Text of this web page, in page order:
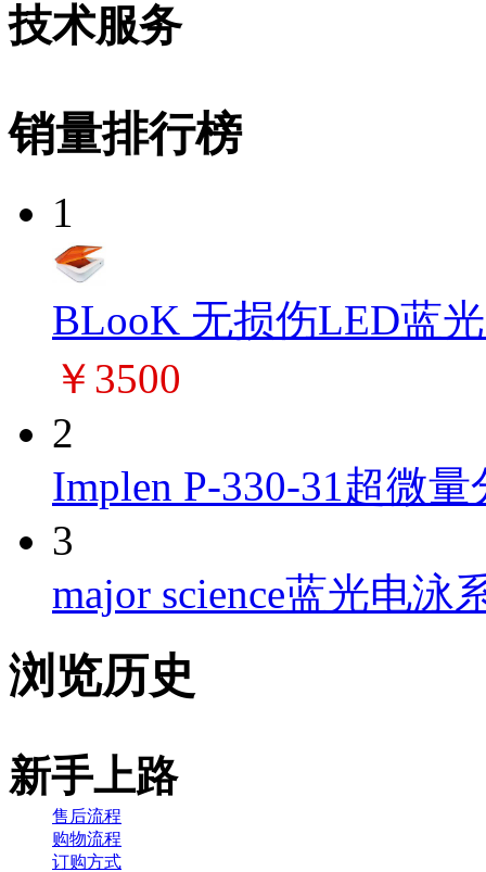
技术服务
销量排行榜
1
BLooK 无损伤LED蓝
￥3500
2
Implen P-330-31超微量
3
major science蓝光电泳
浏览历史
新手上路
售后流程
购物流程
订购方式